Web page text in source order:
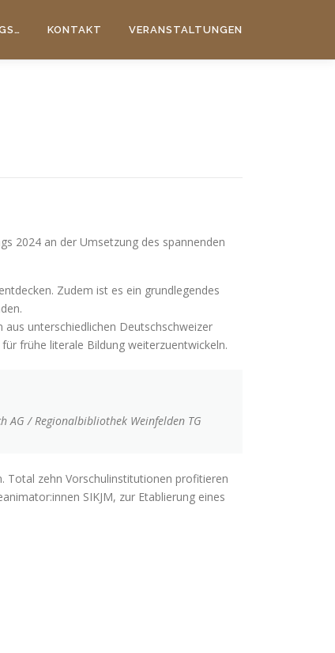
KONTAKT VERANSTALTUNGEN
2024 an der Umsetzung des spannenden
Zudem ist es ein grundlegendes
unterschiedlichen Deutschschweizer
frühe literale Bildung weiterzuentwickeln.
AG / Regionalbibliothek Weinfelden TG
Total zehn Vorschulinstitutionen profitieren
SIKJM, zur Etablierung eines